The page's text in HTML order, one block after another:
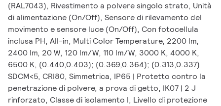
(RAL7043), Rivestimento a polvere singolo strato, Unità
di alimentazione (On/Off), Sensore di rilevamento del
movimento e sensore luce (On/Off), Con fotocellula
inclusa PH, All-in, Multi Color Temperature, 2200 lm,
2400 lm, 20 W, 120 lm/W, 110 lm/W, 3000 K, 4000 K,
6500 K, (0.440,0.403); (0.369,0.364); (0.313,0.337)
SDCM<5, CRI80, Simmetrica, IP65 | Protetto contro la
penetrazione di polvere, a prova di getto, IK07 | 2 J
rinforzato, Classe di isolamento I, Livello di protezione